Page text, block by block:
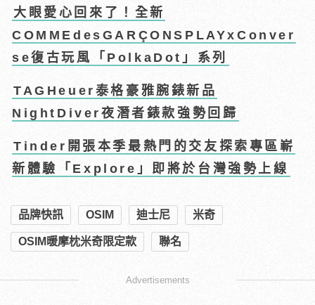
大眼愛心回來了！全新
COMMEdesGARÇONSPLAYxConver
se復古玩風「PolkaDot」系列
TAGHeuer泰格豪雅腕錶新品
NightDiver夜潛者錶款強勢回歸
Tinder開張本季最熱門的交友探索專區嶄
新體驗「Explore」即將於台灣強勢上線
品牌快訊 OSIM 迪士尼 米奇
OSIM暖摩枕米奇限定款 聯名
Advertisements